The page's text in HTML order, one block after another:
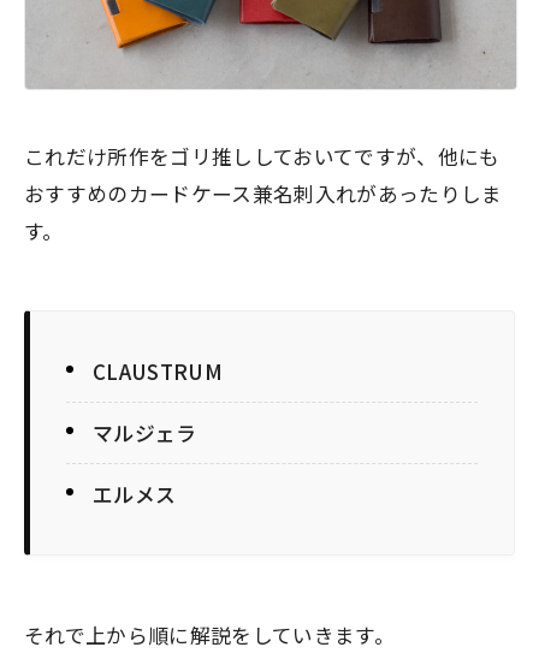
これだけ所作をゴリ推ししておいてですが、他にも
おすすめのカードケース兼名刺入れがあったりしま
す。
CLAUSTRUM
マルジェラ
エルメス
それで上から順に解説をしていきます。